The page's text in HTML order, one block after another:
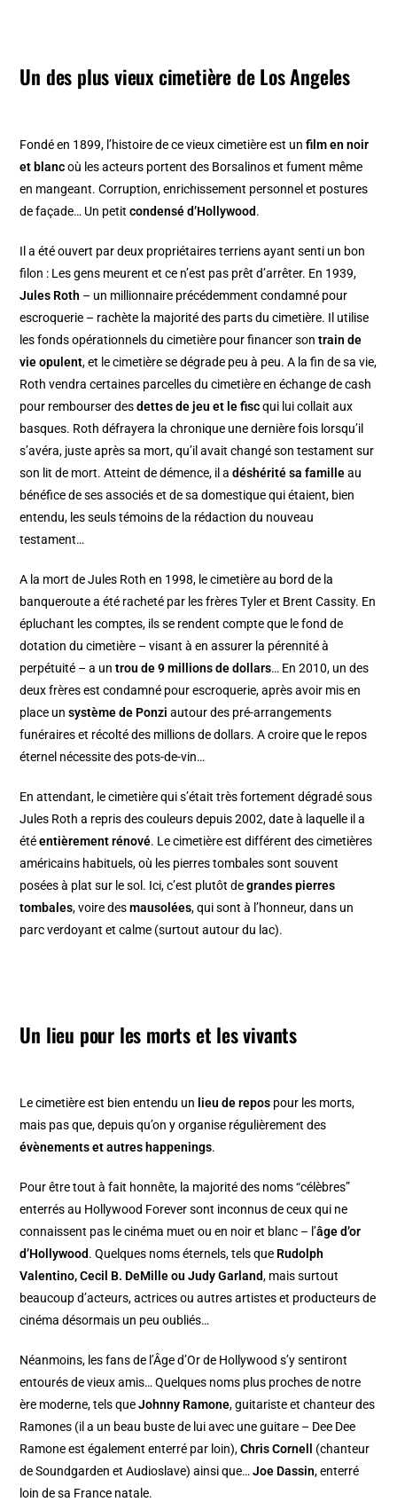
Un des plus vieux cimetière de Los Angeles
Fondé en 1899, l’histoire de ce vieux cimetière est unfilm en noir
et blancoù les acteurs portent des Borsalinos et fument même
en mangeant. Corruption, enrichissement personnel et postures
de façade… Un petitcondensé d’Hollywood.
Il a été ouvert par deux propriétaires terriens ayant senti un bon
filon : Les gens meurent et ce n’est pas prêt d’arrêter. En 1939,
Jules Roth – un millionnaire précédemment condamné pour
escroquerie – rachète la majorité des parts du cimetière. Il utilise
les fonds opérationnels du cimetière pour financer sontrain de
vie opulent, et le cimetière se dégrade peu à peu. A la fin de sa vie,
Roth vendra certaines parcelles du cimetière en échange de cash
pour rembourser desdettes de jeu et le fiscqui lui collait aux
basques. Roth défrayera la chronique une dernière fois lorsqu’il
s’avéra, juste après sa mort, qu’il avait changé son testament sur
son lit de mort. Atteint de démence, il adéshérité sa familleau
bénéfice de ses associés et de sa domestique qui étaient, bien
entendu, les seuls témoins de la rédaction du nouveau
testament…
A la mort de Jules Roth en 1998, le cimetière au bord de la
banqueroute a été racheté par les frères Tyler et Brent Cassity. En
épluchant les comptes, ils se rendent compte que le fond de
dotation du cimetière – visant à en assurer la pérennité à
perpétuité – a untrou de 9 millions de dollars… En 2010, un des
deux frères est condamné pour escroquerie, après avoir mis en
place unsystème de Ponzi autour des pré-arrangements
funéraires et récolté des millions de dollars. A croire que le repos
éternel nécessite des pots-de-vin…
En attendant, le cimetière qui s’était très fortement dégradé sous
Jules Roth a repris des couleurs depuis 2002, date à laquelle il a
étéentièrement rénové. Le cimetière est différent des cimetières
américains habituels, où les pierres tombales sont souvent
posées à plat sur le sol. Ici, c’est plutôt degrandes pierres
tombales, voire desmausolées, qui sont à l’honneur, dans un
parc verdoyant et calme (surtout autour du lac).
Un lieu pour les morts et les vivants
Le cimetière est bien entendu un lieu de repos pour les morts,
mais pas que, depuis qu’on y organise régulièrement des
évènements et autres happenings.
Pour être tout à fait honnête, la majorité des noms “célèbres”
enterrés au Hollywood Forever sont inconnus de ceux qui ne
connaissent pas le cinéma muet ou en noir et blanc – l’âge d’or
d’Hollywood. Quelques noms éternels, tels que Rudolph
Valentino, Cecil B. DeMille ou Judy Garland, mais surtout
beaucoup d’acteurs, actrices ou autres artistes et producteurs de
cinéma désormais un peu oubliés…
Néanmoins, les fans de l’Âge d’Or de Hollywood s’y sentiront
entourés de vieux amis… Quelques noms plus proches de notre
ère moderne, tels queJohnny Ramone, guitariste et chanteur des
Ramones (il a un beau buste de lui avec une guitare – Dee Dee
Ramone est également enterré par loin),Chris Cornell
(chanteur
de Soundgarden et Audioslave) ainsi que…Joe Dassin, enterré
loin de sa France natale.